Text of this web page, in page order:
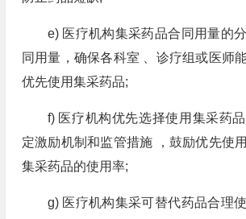
e) 医疗机构集采药品合同用量的
同用量，确保各科室 、诊疗组或医师
优先使用集采药品;
f) 医疗机构优先选择使用集采药
定激励机制和监管措施 ，鼓励优先使
集采药品的使用率;
g) 医疗机构集采可替代药品合理